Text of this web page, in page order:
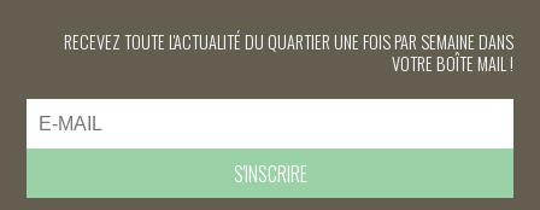
RECEVEZ TOUTE L'ACTUALITÉ DU QUARTIER UNE FOIS PAR SEMAINE DANS
VOTRE BOÎTE MAIL !